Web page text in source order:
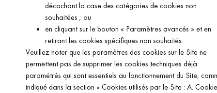
décochant la case des catégories de cookies non
souhaitées ; ou
en cliquant sur le bouton « Paramètres avancés » et en
retirant les cookies spécifiques non souhaités.
Veuillez noter que les paramètres des cookies sur le Site ne
permettent pas de supprimer les cookies techniques déjà
paramétrés qui sont essentiels au fonctionnement du Site,
indiqué dans la section « Cookies utilisés par le Site : A.